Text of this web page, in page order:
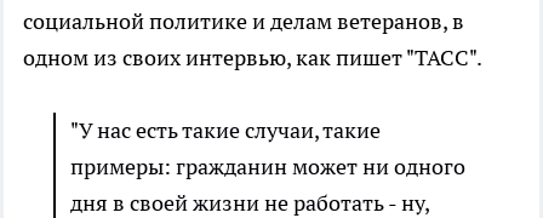
социальной политике и делам ветеранов, в
одном из своих интервью, как пишет "ТАСС".
"У нас есть такие случаи, такие
примеры: гражданин может ни одного
дня в своей жизни не работать - ну,